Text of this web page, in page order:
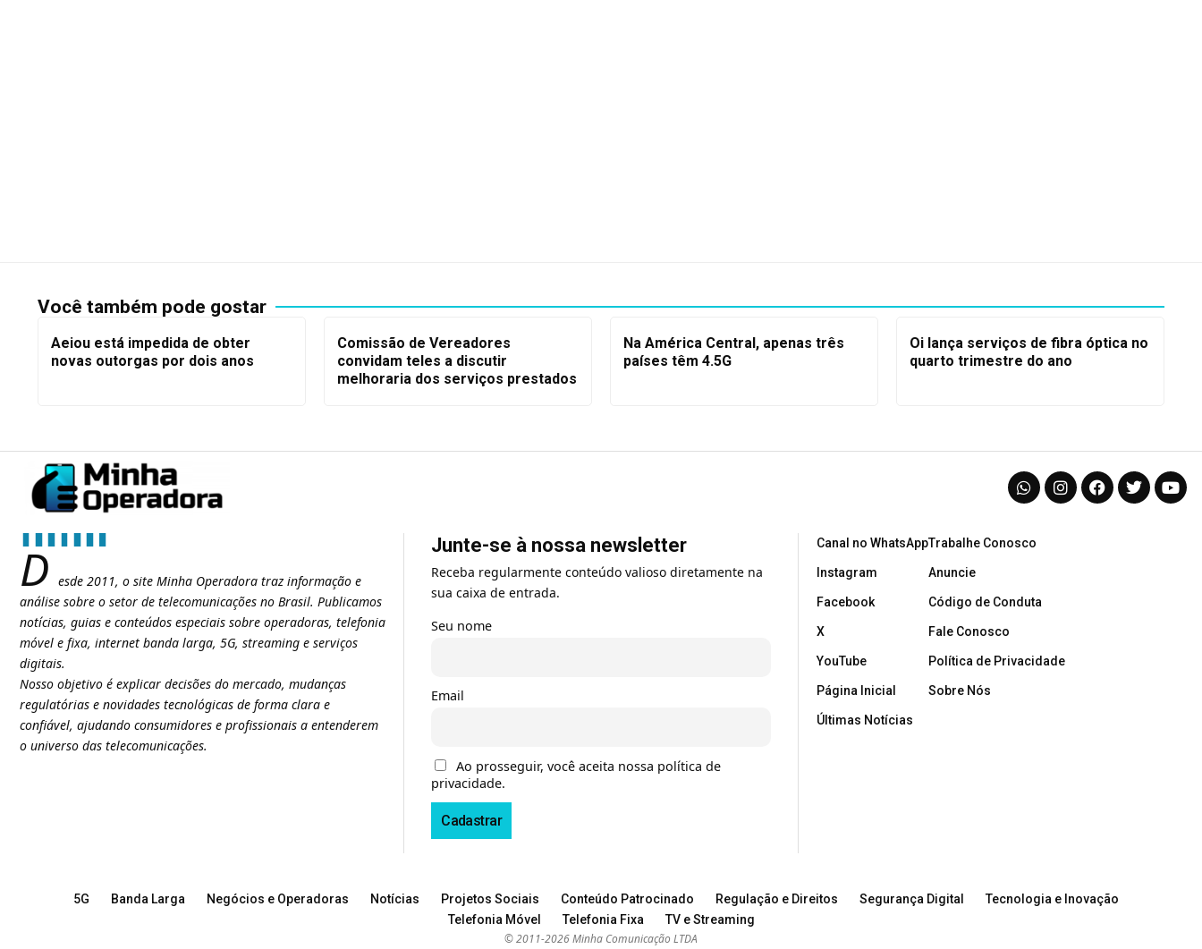
Você também pode gostar
Aeiou está impedida de obter
novas outorgas por dois anos
Comissão de Vereadores
convidam teles a discutir
melhoraria dos serviços prestados
Na América Central, apenas três
países têm 4.5G
Oi lança serviços de fibra óptica no
quarto trimestre do ano
D esde 2011, o site Minha Operadora traz informação e
análise sobre o setor de telecomunicações no Brasil. Publicamos
notícias, guias e conteúdos especiais sobre operadoras, telefonia
móvel e fixa, internet banda larga, 5G, streaming e serviços
digitais.
Nosso objetivo é explicar decisões do mercado, mudanças
regulatórias e novidades tecnológicas de forma clara e
confiável, ajudando consumidores e profissionais a entenderem
o universo das telecomunicações.
Junte-se à nossa newsletter
Receba regularmente conteúdo valioso diretamente na
sua caixa de entrada.
Seu nome
Email
Ao prosseguir, você aceita nossa política de
privacidade.
Canal no WhatsApp
Instagram
Facebook
X
YouTube
Página Inicial
Últimas Notícias
Trabalhe Conosco
Anuncie
Código de Conduta
Fale Conosco
Política de Privacidade
Sobre Nós
5G Banda Larga Negócios e Operadoras Notícias Projetos Sociais Conteúdo Patrocinado Regulação e Direitos Segurança Digital
Tecnologia e Inovação
Telefonia Móvel
Telefonia Fixa TV e Streaming
© 2011-2026 Minha Comunicação LTDA